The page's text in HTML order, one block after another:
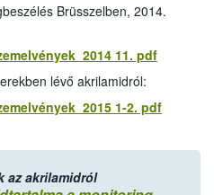
Brüsszelben, 2014.
2014 11. pdf
lévő akrilamidról:
2015 1-2. pdf
az akrilamidról